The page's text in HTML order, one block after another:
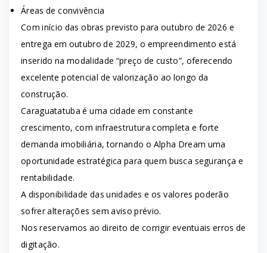
Áreas de convivência
Com início das obras previsto para outubro de 2026 e
entrega em outubro de 2029, o empreendimento está
inserido na modalidade “preço de custo”, oferecendo
excelente potencial de valorização ao longo da
construção.
Caraguatatuba é uma cidade em constante
crescimento, com infraestrutura completa e forte
demanda imobiliária, tornando o Alpha Dream uma
oportunidade estratégica para quem busca segurança e
rentabilidade.
A disponibilidade das unidades e os valores poderão
sofrer alterações sem aviso prévio.
Nos reservamos ao direito de corrigir eventuais erros de
digitação.